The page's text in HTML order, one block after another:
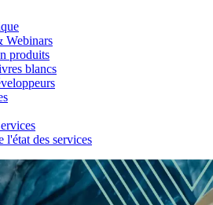
Webinars
produits
blancs
l'état des services